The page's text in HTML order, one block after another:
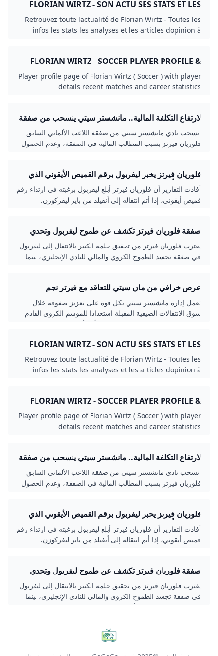
FLORIAN WIRTZ - SON ACTU SES STATS ET LES
DERNIÈRE INFOS - 90MIN
Retrouvez toute lactualité de Florian Wirtz - Toutes les
infos les stats les analyses et les articles dopinion à
FLORIAN WIRTZ - SOCCER PLAYER PROFILE &
CAREER STATISTICS - GLOBAL SPORTS ARCHIVE
Player profile page of Florian Wirtz ( Soccer ) with player
details recent matches and career statistics
لارتفاع التكلفة المالية.. مانشستر سيتي ينسحب من صفقة
فلوريان فيرتز صحيفة الوطن
انسحب نادي مانشستر سيتي من صفقة اللاعب الألماني السابق
فلوريان فيرتز بسبب المطالب المالية في الصفقة، وعدم الحصول
فلوريان فيرتز يخبر ليفربول برقم القميص الأيقوني الذي
يريده إذا أُنجزت صفقة انتقاله بقيمة 150 مليون يورو من
باير ليفركوزن العربية GOAL.COM
أفادت التقارير أن فلوريان فيرتز أبلغ ليفربول برغبته في ارتداء رقم
قميص أيقوني، إذا أتم انتقاله إلى أنفيلد من باير ليفركوزن.
صفقة فلوريان فيرتز تكشف عن طموح ليفربول وتحدي
آرني سلوت
يقترب فلوريان فيرتز من تحقيق حلمه الكبير بالانتقال إلى ليفربول
في صفقة تجسد الطموح الكروي والمالي للنادي الإنجليزي، بينما
يبتعد عن تقليد النجوم الألمانيين بالانضمام إلى بايرن ميونيخ في
عرض خرافي من مان سيتي للتعاقد مع فيرتز نجم
ليفركوزن رياضة الجزيرة نت
تعمل إدارة مانشستر سيتي بكل قوة على تعزيز صفوفه خلال
سوق الانتقالات الصيفية المقبلة استعدادا للموسم الكروي القادم
2025-2026، إذ تقترب من التعاقد مع أحد أبرز نجوم الدوري
FLORIAN WIRTZ - SON ACTU SES STATS ET LES
DERNIÈRE INFOS - 90MIN
Retrouvez toute lactualité de Florian Wirtz - Toutes les
infos les stats les analyses et les articles dopinion à
FLORIAN WIRTZ - SOCCER PLAYER PROFILE &
CAREER STATISTICS - GLOBAL SPORTS ARCHIVE
Player profile page of Florian Wirtz ( Soccer ) with player
details recent matches and career statistics
لارتفاع التكلفة المالية.. مانشستر سيتي ينسحب من صفقة
فلوريان فيرتز صحيفة الوطن
انسحب نادي مانشستر سيتي من صفقة اللاعب الألماني السابق
فلوريان فيرتز بسبب المطالب المالية في الصفقة، وعدم الحصول
فلوريان فيرتز يخبر ليفربول برقم القميص الأيقوني الذي
يريده إذا أُنجزت صفقة انتقاله بقيمة 150 مليون يورو من
باير ليفركوزن العربية GOAL.COM
أفادت التقارير أن فلوريان فيرتز أبلغ ليفربول برغبته في ارتداء رقم
قميص أيقوني، إذا أتم انتقاله إلى أنفيلد من باير ليفركوزن.
صفقة فلوريان فيرتز تكشف عن طموح ليفربول وتحدي
آرني سلوت
يقترب فلوريان فيرتز من تحقيق حلمه الكبير بالانتقال إلى ليفربول
في صفقة تجسد الطموح الكروي والمالي للنادي الإنجليزي، بينما
يبتعد عن تقليد النجوم الألمانيين بالانضمام إلى بايرن ميونيخ في